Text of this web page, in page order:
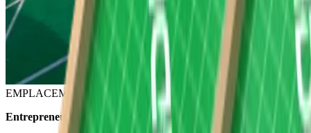
EMPLACEMENT
Entrepreneur général